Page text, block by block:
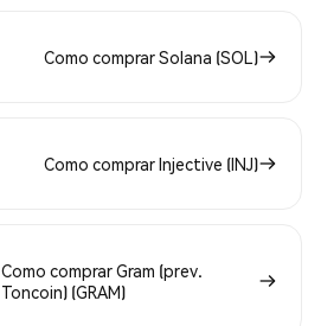
Como comprar Solana (SOL)
Como comprar Injective (INJ)
Como comprar Gram (prev.
Toncoin) (GRAM)